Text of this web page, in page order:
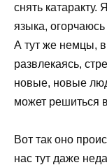
снять
языка,
А тут же немцы,
развлекаясь,
новые, новые
может решиться
Вот так оно
нас тут даже